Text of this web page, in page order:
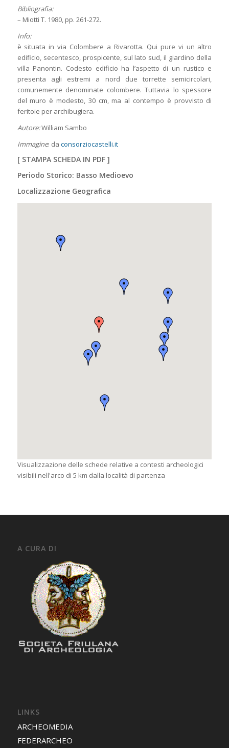
Bibliografia:
– Miotti T. 1980, pp. 261-272.
Info:
è situata in via Colombere a Rivarotta. Qui pure vi un altro
edificio, secentesco, prospicente, sul lato sud, il giardino della
villa Panontin. Codesto edificio ha l’aspetto di un rustico e
presenta agli estremi a nord due torrette semicircolari,
comunemente denominate colombere. Tuttavia lo spessore
del muro è modesto, 30 cm, ma al contempo è provvisto di
feritoie per archibugiera.
Autore:William Sambo
Immagine: da consorziocastelli.it
[ STAMPA SCHEDA IN PDF]
Periodo Storico: Basso Medioevo
Localizzazione Geografica
Visualizzazione delle schede relative a contesti archeologici
visibili nell'arco di 5 km dalla località di partenza
A CURA DI
LINKS
ARCHEOMEDIA
FEDERARCHEO